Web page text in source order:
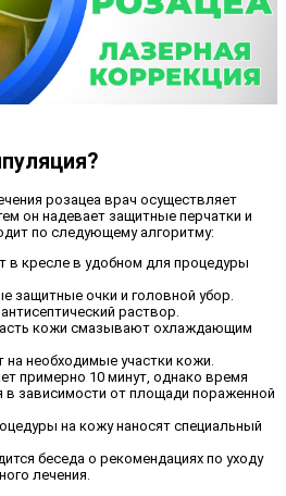
розацеа врач осуществляет
он надевает защитные перчатки и
по следующему алгоритму:
в кресле в удобном для процедуры
защитные очки и головной убор.
раствор.
кожи смазывают охлаждающим
на необходимые участки кожи.
примерно 10 минут, однако время
зависимости от площади пораженной
на кожу наносят специальный
беседа о рекомендациях по уходу
лечения.